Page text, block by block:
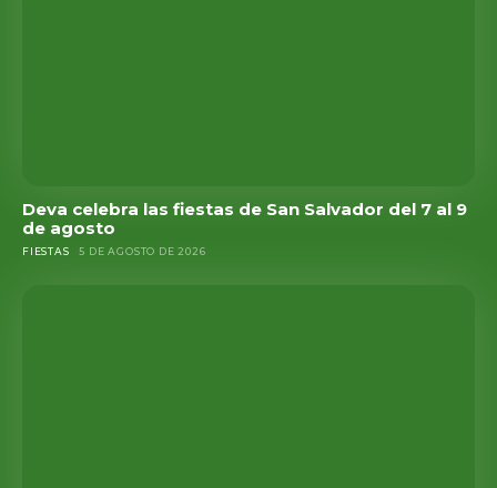
Deva celebra las fiestas de San Salvador del 7 al 9
de agosto
FIESTAS 5 DE AGOSTO DE 2026